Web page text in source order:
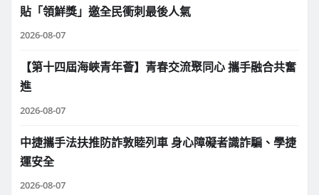
貼「領鮮獎」邀全民衝刺最後人氣
2026-08-07
【第十四屆海峽青年薈】青春交流聚同心 攜手融合共奮
進
2026-08-07
中捷攜手法扶推防詐敦睦列車 身心障礙者識詐騙、學捷
運安全
2026-08-07